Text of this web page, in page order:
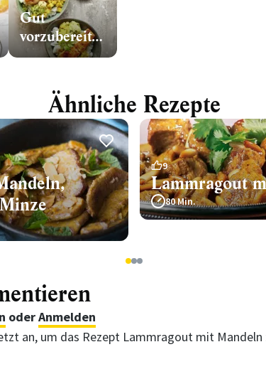
Gut
vorzubereiten
Ähnliche Rezepte
9
Lammragout
80 Min.
123
oderAnmelden
an, um das Rezept Lammragout mit